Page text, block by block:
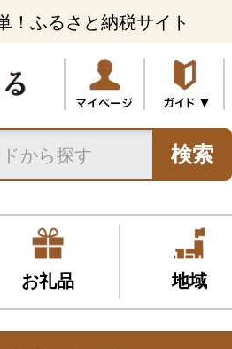
！ふるさと納税サイト
検索
お礼品 地域